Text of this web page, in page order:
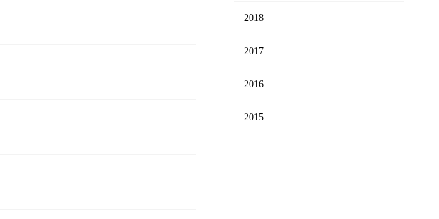
2018
2017
2016
2015